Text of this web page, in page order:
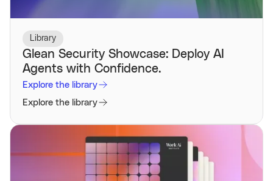
Library
Glean Security Showcase: Deploy AI
Agents with Confidence.
Explore the library
Explore the library